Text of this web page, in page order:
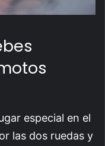
especial en el
las dos ruedas y